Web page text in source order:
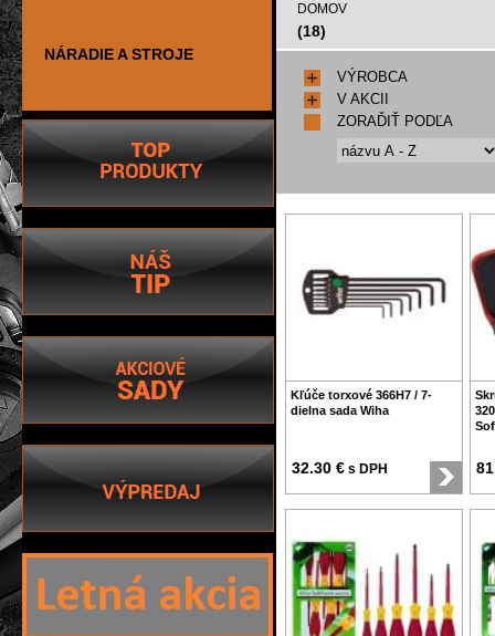
NÁRADIE A STROJE
DOMOV
(18)
VÝROBCA
V AKCII
ZORAĎIŤ PODĽA
Kľúče torxové 366H7 / 7-
dielna sada Wiha
32.30 € s DPH